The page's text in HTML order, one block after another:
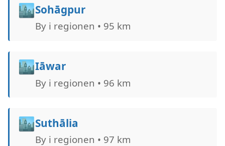
🏙️Sohāgpur
By i regionen • 95 km
🏙️Iāwar
By i regionen • 96 km
🏙️Suthālia
By i regionen • 97 km